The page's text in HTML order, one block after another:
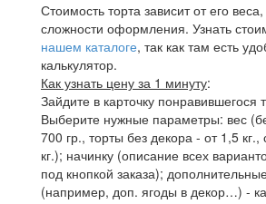
Стоимость торта зависит от его
сложности оформления. Узнать
нашем каталоге, так как там есть
калькулятор.
Как узнать цену за 1 минуту:
Зайдите в карточку понравившегося
Выберите нужные параметры: вес
700 гр., торты без декора - от 1,5
кг.); начинку (описание всех
под кнопкой заказа);
(например, доп. ягоды в декор…) -